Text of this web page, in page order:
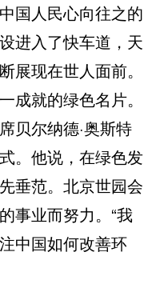
国人民心向往之的
进入了快车道，天
展现在世人面前。
成就的绿色名片。
尔纳德·奥斯特
。他说，在绿色发
垂范。北京世园会
事业而努力。“我
中国如何改善环